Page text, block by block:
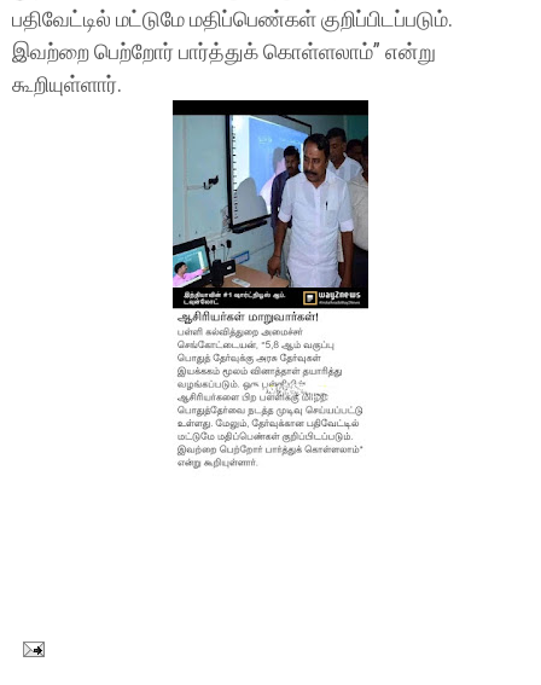
பதிவேட்டில்‌ மட்டுமே மதிப்பெண்கள்‌ குறிப்பிடப்படும்‌.
இவற்றை பெற்றோர்‌ பார்த்துக்‌ கொள்ளலாம்‌” என்று
கூறியுள்ளார்‌.